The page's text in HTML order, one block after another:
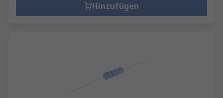
Hinzufügen